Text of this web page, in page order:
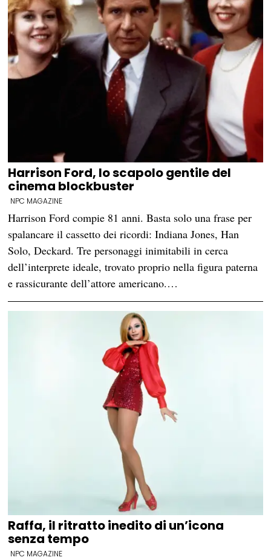
Harrison Ford, lo scapolo gentile del
cinema blockbuster
NPC MAGAZINE
Harrison Ford compie 81 anni. Basta solo una frase per
spalancare il cassetto dei ricordi: Indiana Jones, Han
Solo, Deckard. Tre personaggi inimitabili in cerca
dell’interprete ideale, trovato proprio nella figura paterna
e rassicurante dell’attore americano.…
Raffa, il ritratto inedito di un’icona
senza tempo
NPC MAGAZINE